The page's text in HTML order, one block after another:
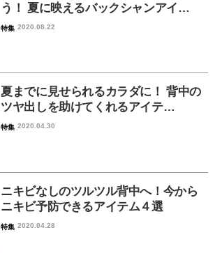
う！ 夏に映えるバックシャンアイ…
特集 2020.08.22
夏までに見せられるカラダに！ 背中の
ツヤ出しを助けてくれるアイテ…
特集 2020.04.30
ニキビなしのツルツル背中へ！今から
ニキビ予防できるアイテム４選
特集 2020.04.28